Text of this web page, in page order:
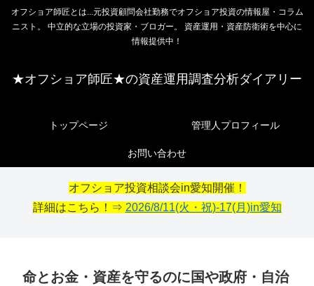
オフショア師匠とは...元投資顧問会社勤務でオフショア投資の情報屋・コラム
ニスト。 中立的な立場の投資家・ブロガー。 資産運用・資産防衛術を中心に
情報提供中！
★オフショア師匠★の資産運用調査分析ダイアリー
トップページ 管理人プロフィール
お問い合わせ
オフショア投資相談会in愛知開催！
詳細はこちら！⇒ 2026/8/11(火・祝)-17(月)in愛知
命とお金・資産を守るのに国や政府・自治